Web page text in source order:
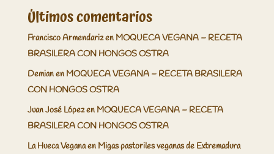
Últimos comentarios
Francisco Armendarizen MOQUECA VEGANA – RECETA
BRASILERA CON HONGOS OSTRA
Demianen MOQUECA VEGANA – RECETA BRASILERA
CON HONGOS OSTRA
Juan José Lópezen MOQUECA VEGANA – RECETA
BRASILERA CON HONGOS OSTRA
La Hueca Veganaen Migas pastoriles veganas de Extremadura